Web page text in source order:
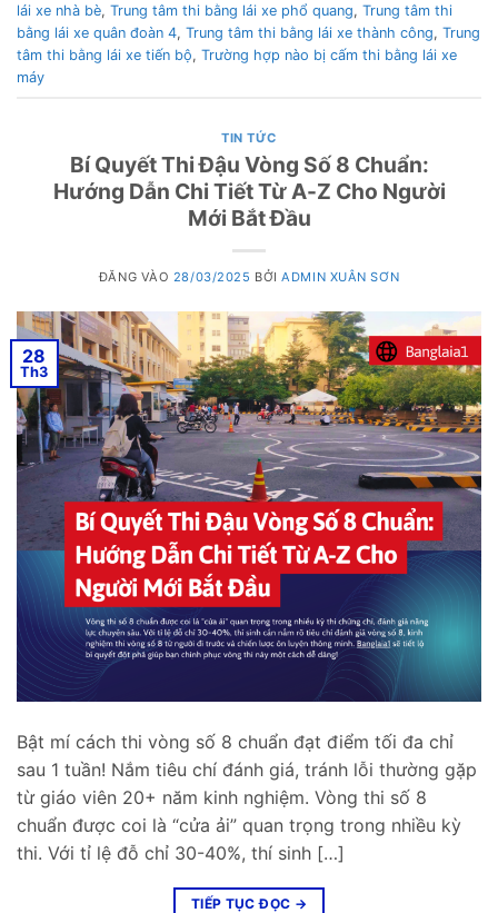
lái xe nhà bè, Trung tâm thi bằng lái xe phổ quang, Trung tâm thi
bằng lái xe quân đoàn 4, Trung tâm thi bằng lái xe thành công, Trung
tâm thi bằng lái xe tiến bộ, Trường hợp nào bị cấm thi bằng lái xe
máy
TIN TỨC
Bí Quyết Thi Đậu Vòng Số 8 Chuẩn:
Hướng Dẫn Chi Tiết Từ A-Z Cho Người
Mới Bắt Đầu
ĐĂNG VÀO 28/03/2025 BỞIADMIN XUÂN SƠN
28
Th3
Bật mí cách thi vòng số 8 chuẩn đạt điểm tối đa chỉ
sau 1 tuần! Nắm tiêu chí đánh giá, tránh lỗi thường gặp
từ giáo viên 20+ năm kinh nghiệm. Vòng thi số 8
chuẩn được coi là “cửa ải” quan trọng trong nhiều kỳ
thi. Với tỉ lệ đỗ chỉ 30-40%, thí sinh […]
TIẾP TỤC ĐỌC →